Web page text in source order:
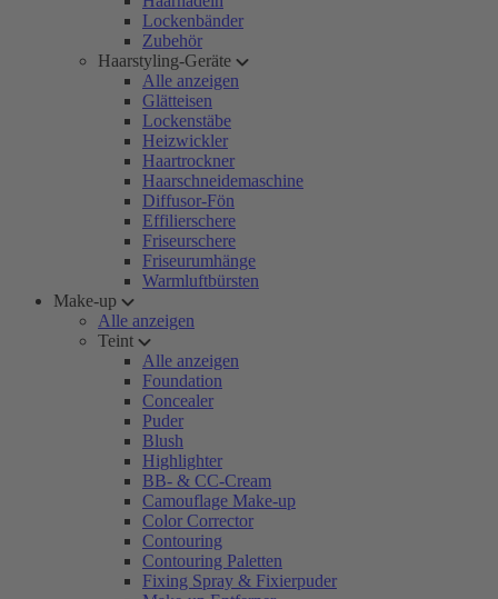
Lockenbänder
Zubehör
Haarstyling-Geräte
Alle anzeigen
Glätteisen
Lockenstäbe
Heizwickler
Haartrockner
Haarschneidemaschine
Diffusor-Fön
Effilierschere
Friseurschere
Friseurumhänge
Warmluftbürsten
Make-up
Alle anzeigen
Teint
Alle anzeigen
Foundation
Concealer
Puder
Blush
Highlighter
BB- & CC-Cream
Camouflage Make-up
Color Corrector
Contouring
Contouring Paletten
Fixing Spray & Fixierpuder